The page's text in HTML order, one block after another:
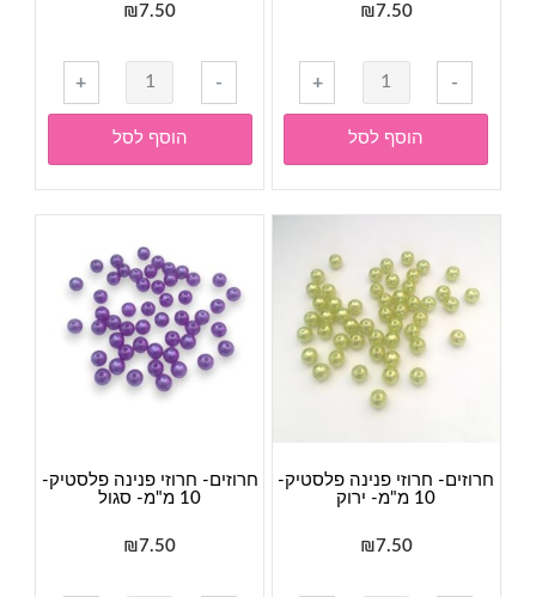
₪7.50
-
כמות
של
חרוזים-
חרוזי
פנינה
פלסטיק-
מ"מ-
צהוב
+
הוסף לסל
₪7.50
-
כמות
של
חרוזים-
חרוזי
פנינה
פלסטיק-
10
מ"מ-
אדום
+
הוסף לסל
חרוזים- חרוזי פנינה פלסטיק-
10 מ"מ- ירוק
₪7.50
חרוזים- חרוזי פנינה פלסטיק-
10 מ"מ- סגול
₪7.50